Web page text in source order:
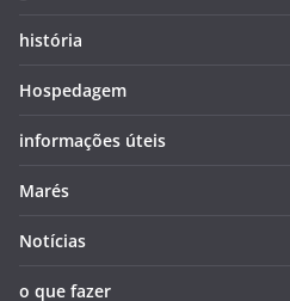
história
Hospedagem
informações úteis
Marés
Notícias
o que fazer